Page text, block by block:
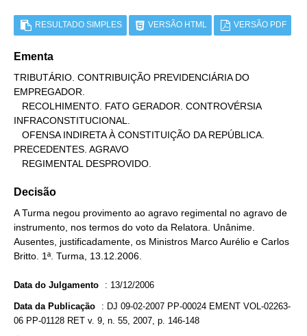
RESULTADO SIMPLES VERSÃO HTML VERSÃO PDF
Ementa
TRIBUTÁRIO. CONTRIBUIÇÃO PREVIDENCIÁRIA DO
EMPREGADOR.
INFRACONSTITUCIONAL.
PRECEDENTES. AGRAVO
   REGIMENTAL DESPROVIDO.
Decisão
A Turma negou provimento ao agravo regimental no agravo de
instrumento, nos termos do voto da Relatora. Unânime.
Ausentes, justificadamente, os Ministros Marco Aurélio e Carlos
Britto. 1ª. Turma, 13.12.2006.
Data do Julgamento : 13/12/2006
Data da Publicação : DJ 09-02-2007 PP-00024 EMENT VOL-02263-
06 PP-01128 RET v. 9, n. 55, 2007, p. 146-148